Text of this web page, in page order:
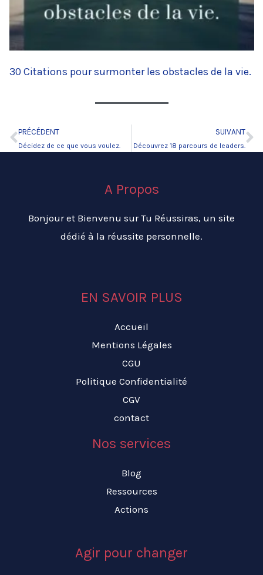
30 Citations pour surmonter les obstacles de la vie.
Précédent
PRÉCÉDENT
Décidez de ce que vous voulez.
SUIVANT
Découvrez 18 parcours de leaders.
A Propos
Bonjour et Bienvenu sur Tu Réussiras, un site
dédié à la réussite personnelle.
EN SAVOIR PLUS
Accueil
Mentions Légales
CGU
Politique Confidentialité
CGV
contact
Nos services
Blog
Ressources
Actions
Agir pour changer